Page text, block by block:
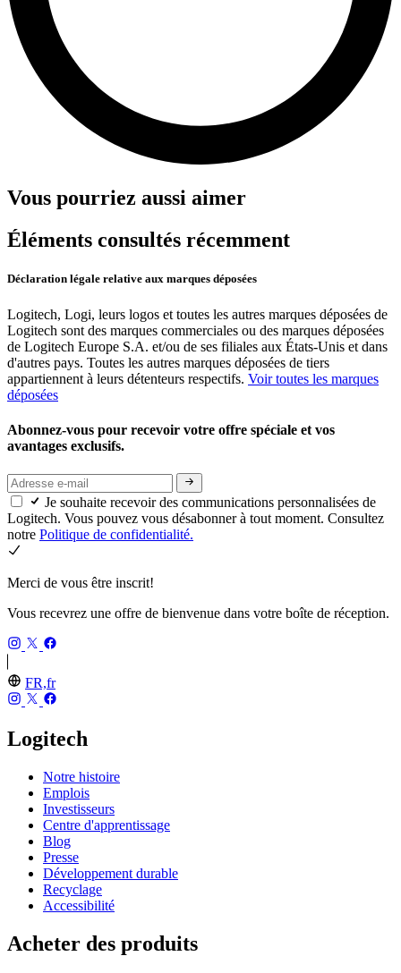
Vous pourriez aussi aimer
Éléments consultés récemment
Déclaration légale relative aux marques déposées
Logitech, Logi, leurs logos et toutes les autres marques déposées de
Logitech sont des marques commerciales ou des marques déposées
de Logitech Europe S.A. et/ou de ses filiales aux États-Unis et dans
d'autres pays. Toutes les autres marques déposées de tiers
appartiennent à leurs détenteurs respectifs. Voir toutes les marques
déposées
Abonnez-vous pour recevoir votre offre spéciale et vos
avantages exclusifs.
Je souhaite recevoir des communications personnalisées de
Logitech. Vous pouvez vous désabonner à tout moment. Consultez
notre Politique de confidentialité.
Merci de vous être inscrit!
Vous recevrez une offre de bienvenue dans votre boîte de réception.
FR,fr
Logitech
Notre histoire
Emplois
Investisseurs
Centre d'apprentissage
Blog
Presse
Développement durable
Recyclage
Accessibilité
Acheter des produits